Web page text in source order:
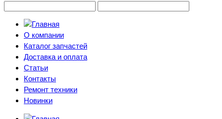
О компании
Каталог запчастей
Доставка и оплата
Статьи
Контакты
Ремонт техники
Новинки